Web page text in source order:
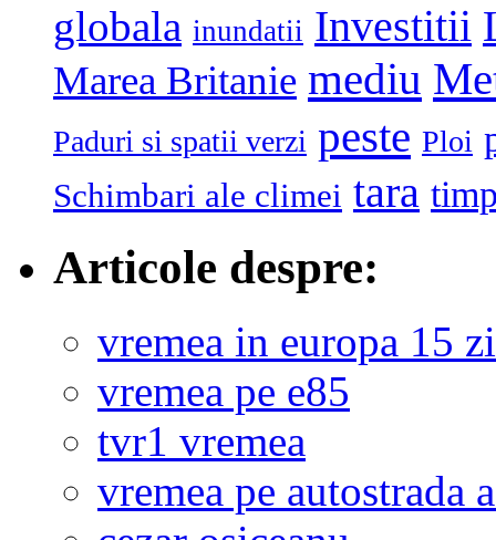
globala inundatii Investitii
Marea Britanie mediu
Paduri si spatii verzi peste Ploi
Schimbari ale climei tara
Articole despre:
vremea in europa 15
vremea pe e85
tvr1 vremea
vremea pe autostrada